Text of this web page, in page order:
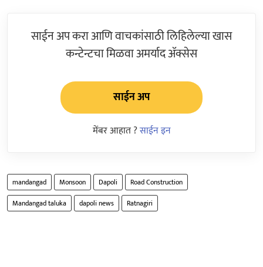
साईन अप करा आणि वाचकांसाठी लिहिलेल्या खास
कन्टेन्टचा मिळवा अमर्याद ॲक्सेस
साईन अप
मेंबर आहात ?साईन इन
mandangad Monsoon Dapoli
Road Construction
Mandangad taluka
dapoli news Ratnagiri